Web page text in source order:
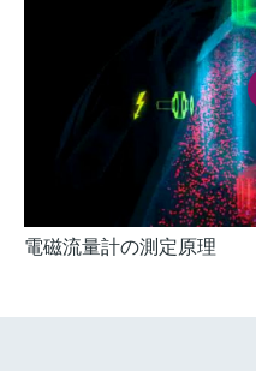
電磁流量計の測定原理